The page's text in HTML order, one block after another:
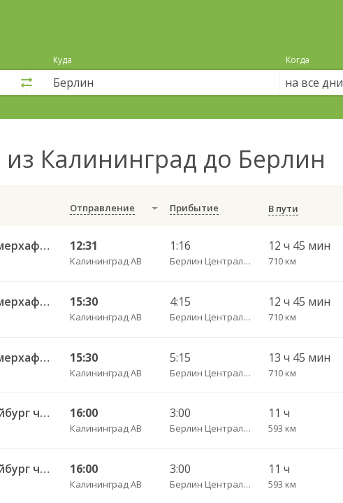
Куда Когда
на все дни
из Калининград до Берлин
Отправление Прибытие В пути
904 Калининград АВ — Бремерхафен 12:31
Калининград АВ
1:16
Берлин Центральный АВ
12 ч 45 мин
710 км
904 Калининград АВ — Бремерхафен 15:30
Калининград АВ
4:15
Берлин Центральный АВ
12 ч 45 мин
710 км
904 Калининград АВ — Бремерхафен 15:30
Калининград АВ
5:15
Берлин Центральный АВ
13 ч 45 мин
710 км
909 Калининград АВ — Фрайбург через Кёльн 16:00
Калининград АВ
3:00
Берлин Центральный АВ
11 ч
593 км
909 Калининград АВ — Фрайбург через Кёльн 16:00
Калининград АВ
3:00
Берлин Центральный АВ
11 ч
593 км